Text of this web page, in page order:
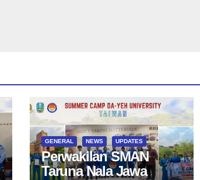
GENERAL NEWS UPDATES
Perwakilan SMAN
Taruna Nala Jawa